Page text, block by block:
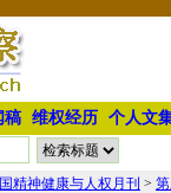
稿 维权经历 个人文
精神健康与人权月刊 >